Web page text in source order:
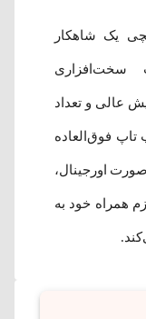
لپ تاپ گیمینگ 14 اینچی یک شاهکار
سخت‌افزاری
عالی و تعداد
تاپ فوق‌العاده
اورجینال،
همراه خود به